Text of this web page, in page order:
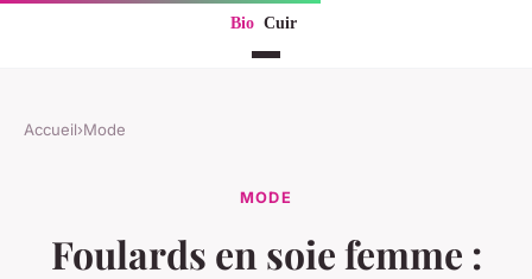
Accueil›Mode
MODE
Foulards en soie femme :